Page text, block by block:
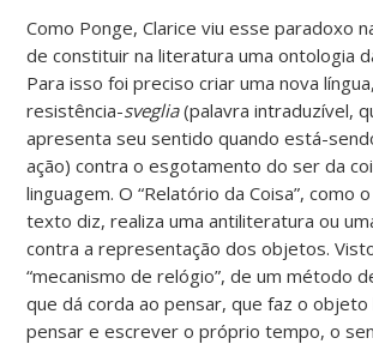
Como Ponge, Clarice viu esse paradoxo
de constituir na literatura uma ontologia
Para isso foi preciso criar uma nova
resistência-sveglia(palavra intraduzível,
apresenta seu sentido quando está-
ação) contra o esgotamento do ser da
linguagem. O “Relatório da Coisa”, como
texto diz, realiza uma antiliteratura ou
contra a representação dos objetos.
“mecanismo de relógio”, de um método
que dá corda ao pensar, que faz o objeto
pensar e escrever o próprio tempo, o